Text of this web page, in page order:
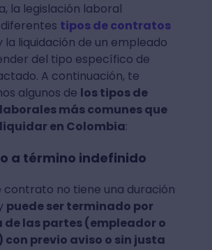
la legislación laboral
tipos de contratos
la liquidación de un empleado
del tipo específico de
A continuación, te
algunos de los tipos de
más comunes que
en Colombia:
a término indefinido
contrato no tiene una duración
puede ser terminado por
las partes (empleador o
previo aviso o sin justa